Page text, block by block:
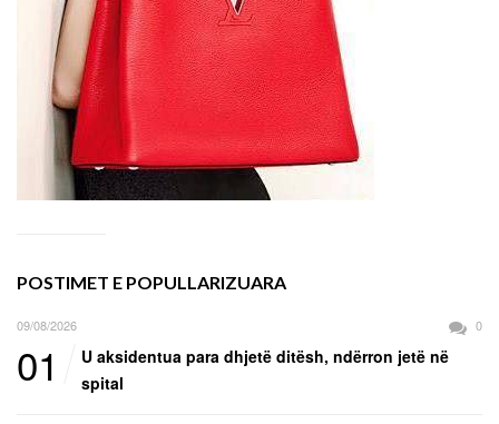
POSTIMET E POPULLARIZUARA
09/08/2026 0
01
U aksidentua para dhjetë ditësh, ndërron jetë në
spital